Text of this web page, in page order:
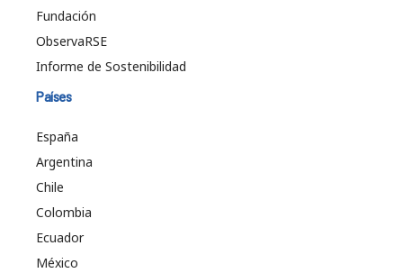
Fundación
ObservaRSE
Informe de Sostenibilidad
Países
España
Argentina
Chile
Colombia
Ecuador
México